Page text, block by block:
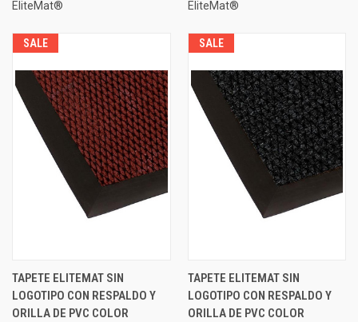
EliteMat®
EliteMat®
SALE
TAPETE ELITEMAT SIN
LOGOTIPO CON RESPALDO Y
ORILLA DE PVC COLOR
SALE
TAPETE ELITEMAT SIN
LOGOTIPO CON RESPALDO Y
ORILLA DE PVC COLOR